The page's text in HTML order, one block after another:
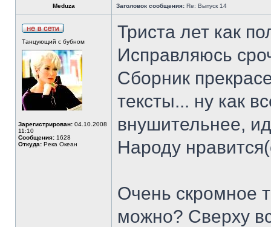
Meduza Заголовок сообщения: Re: Выпуск 14
Танцующий с бубном
Зарегистрирован: 04.10.2008
11:10
Сообщения: 1628
Откуда: Река Океан
Триста лет как
Исправляюсь
Сборник
тексты... ну как
внушительнее,
Народу
Очень скромное
можно? Сверху